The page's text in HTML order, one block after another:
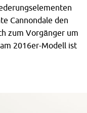
Cannondale den
zum Vorgänger um
2016er-Modell ist